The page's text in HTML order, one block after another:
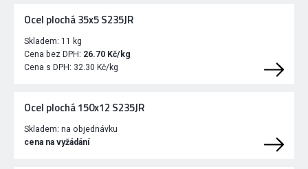
Ocel plochá 35x5 S235JR
Skladem: 11 kg
Cena bez DPH: 26.70 Kč/kg
Cena s DPH: 32.30 Kč/kg
Ocel plochá 150x12 S235JR
Skladem: na objednávku
cena na vyžádání